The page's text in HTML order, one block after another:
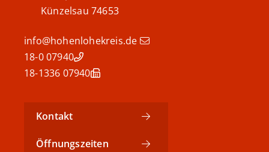
74653
Künzelsau
info@hohenlohekreis.de
07940 18-0
07940 18-1336
Kontakt
Öffnungszeiten